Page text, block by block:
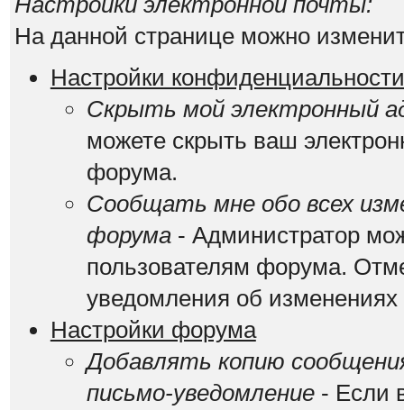
На данной странице можно
Настройки конфиденциальности
Скрыть мой электронный
можете скрыть ваш
форума.
Сообщать мне обо всех
форума- Администратор
пользователям форума.
уведомления об
Настройки форума
Добавлять копию
письмо-уведомление- Если